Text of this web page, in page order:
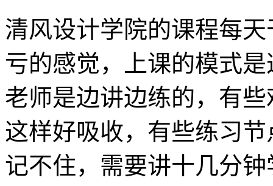
清风设计学院的课程每
亏的感觉，上课的模式
老师是边讲边练的，有
这样好吸收，有些练习
记不住，需要讲十几分